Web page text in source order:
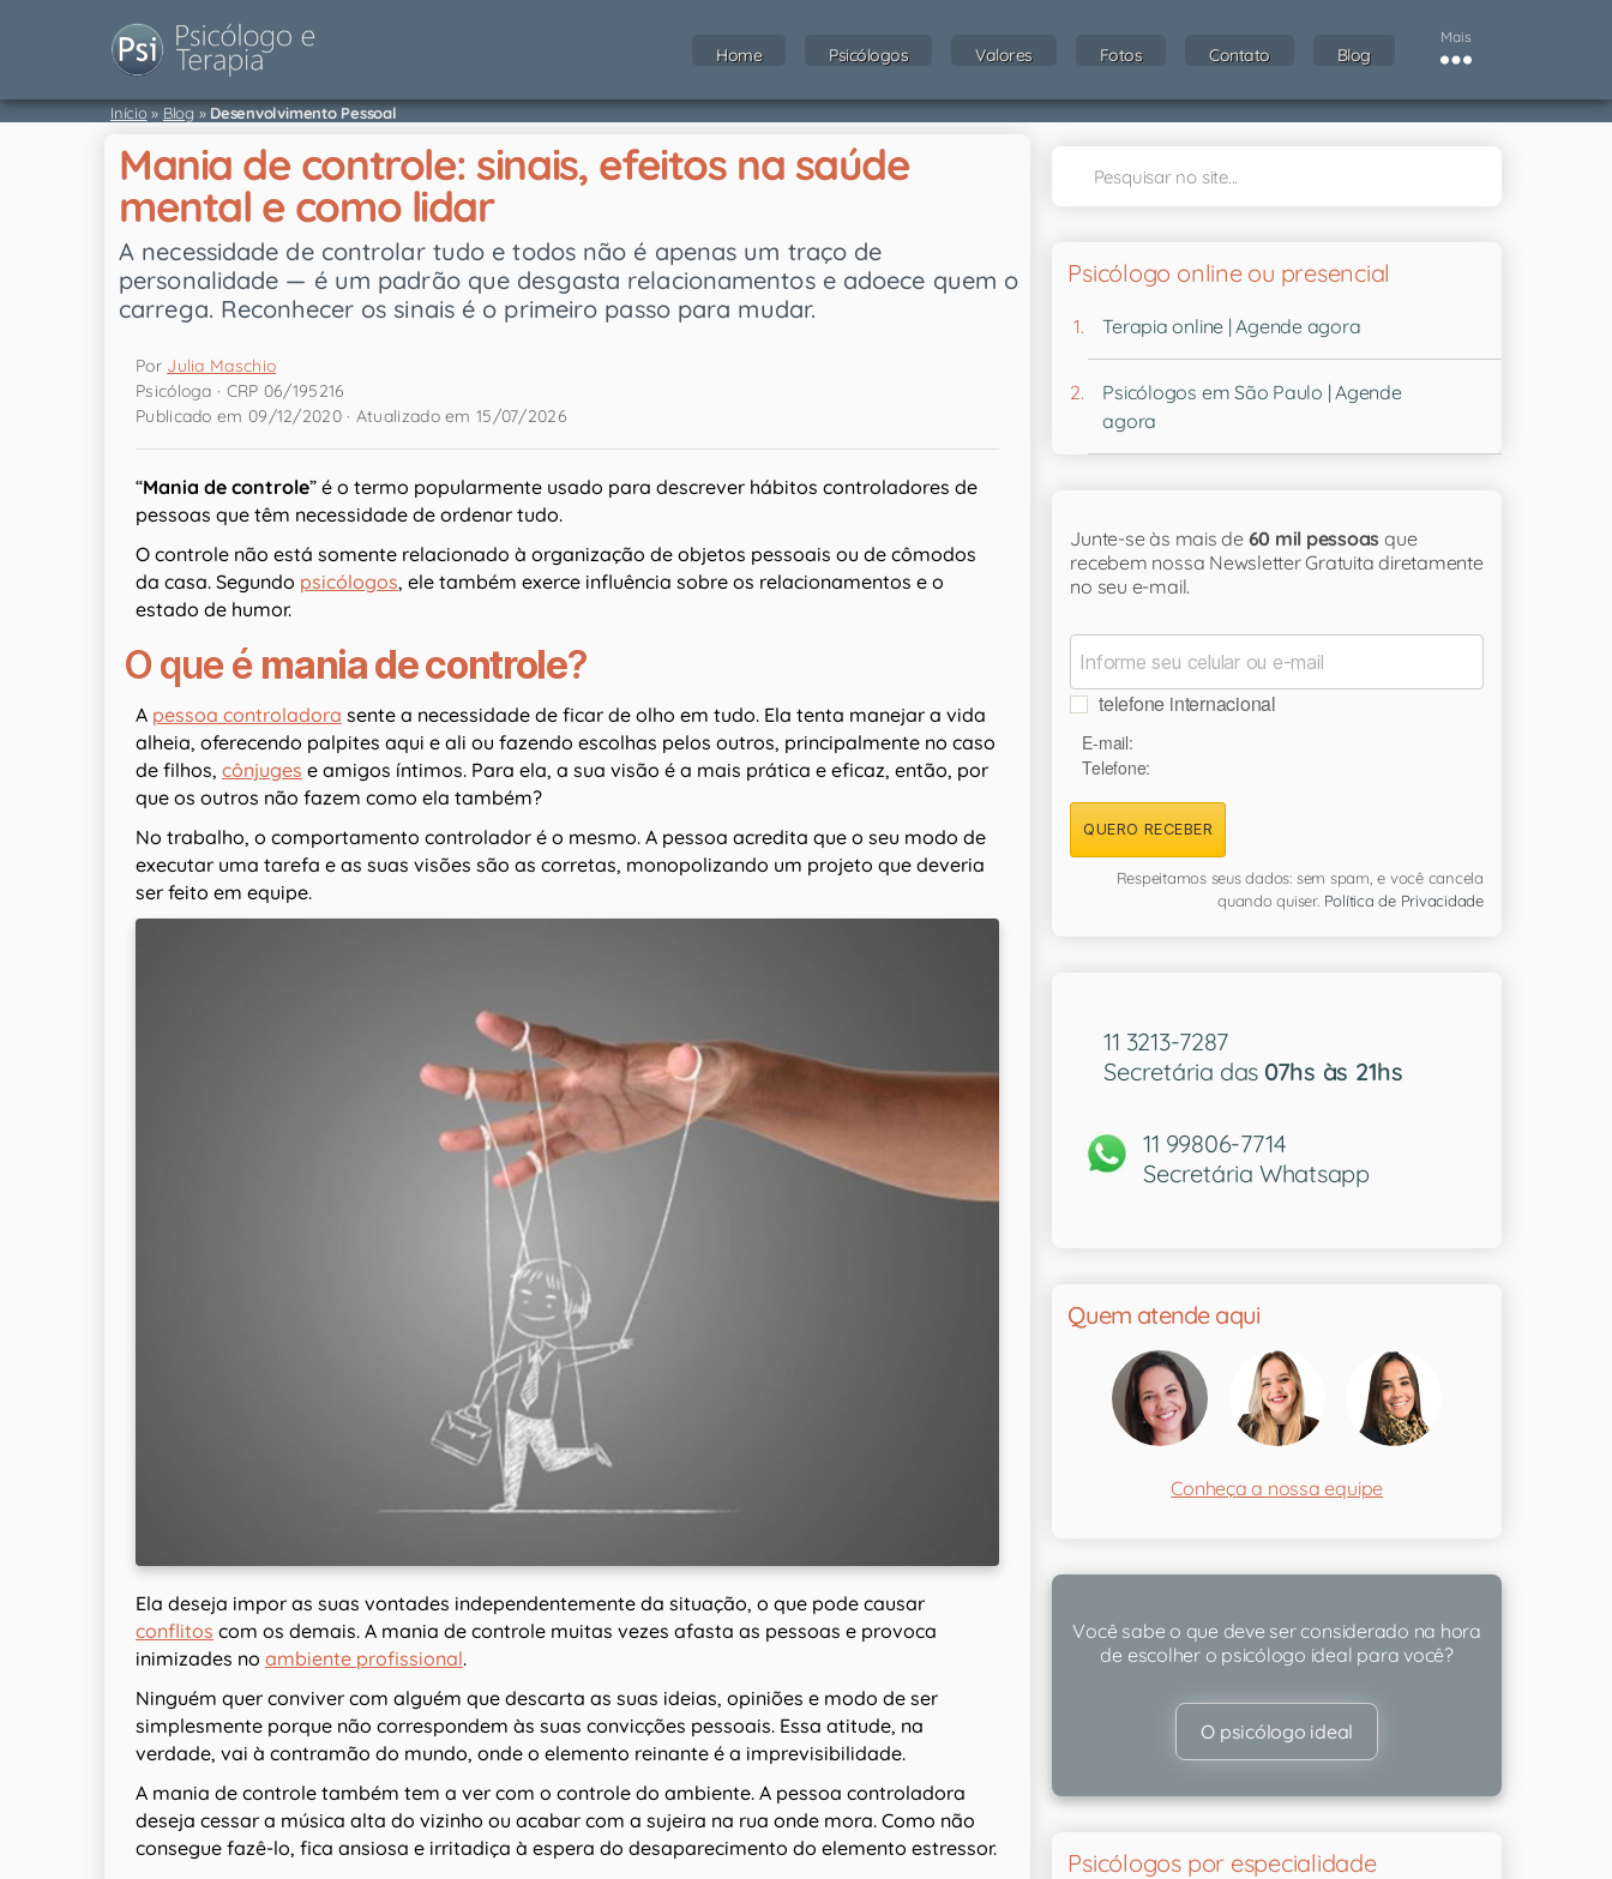
Home Psicólogos Valores Fotos Contato Blog
Mais
Início» Blog» Desenvolvimento Pessoal
Mania de controle: sinais, efeitos na saúde
mental e como lidar
A necessidade de controlar tudo e todos não é apenas um traço de
personalidade — é um padrão que desgasta relacionamentos e adoece quem o
carrega. Reconhecer os sinais é o primeiro passo para mudar.
Por Julia Maschio
Psicóloga · CRP 06/195216
Publicado em 09/12/2020 · Atualizado em 15/07/2026
“Mania de controle” é o termo popularmente usado para descrever hábitos controladores de
pessoas que têm necessidade de ordenar tudo.
O controle não está somente relacionado à organização de objetos pessoais ou de cômodos
da casa. Segundo psicólogos, ele também exerce influência sobre os relacionamentos e o
estado de humor.
O que é mania de controle?
A pessoa controladora sente a necessidade de ficar de olho em tudo. Ela tenta manejar a vida
alheia, oferecendo palpites aqui e ali ou fazendo escolhas pelos outros, principalmente no caso
de filhos, cônjuges e amigos íntimos. Para ela, a sua visão é a mais prática e eficaz, então, por
que os outros não fazem como ela também?
No trabalho, o comportamento controlador é o mesmo. A pessoa acredita que o seu modo de
executar uma tarefa e as suas visões são as corretas, monopolizando um projeto que deveria
ser feito em equipe.
Ela deseja impor as suas vontades independentemente da situação, o que pode causar
conflitos com os demais. A mania de controle muitas vezes afasta as pessoas e provoca
inimizades no ambiente profissional.
Ninguém quer conviver com alguém que descarta as suas ideias, opiniões e modo de ser
simplesmente porque não correspondem às suas convicções pessoais. Essa atitude, na
verdade, vai à contramão do mundo, onde o elemento reinante é a imprevisibilidade.
A mania de controle também tem a ver com o controle do ambiente. A pessoa controladora
deseja cessar a música alta do vizinho ou acabar com a sujeira na rua onde mora. Como não
consegue fazê-lo, fica ansiosa e irritadiça à espera do desaparecimento do elemento estressor.
Psicólogo online ou presencial
Terapia online | Agende agora
Psicólogos em São Paulo | Agende
agora
Junte-se às mais de 60 mil pessoas que
recebem nossa Newsletter Gratuita diretamente
no seu e-mail.
telefone internacional
E-mail:
Telefone:
QUERO RECEBER
Respeitamos seus dados: sem spam, e você cancela
quando quiser. Política de Privacidade
11 3213-7287
Secretária das 07hs às 21hs
11 99806-7714
Secretária Whatsapp
Quem atende aqui
Conheça a nossa equipe
Você sabe o que deve ser considerado na hora
de escolher o psicólogo ideal para você?
O psicólogo ideal
Psicólogos por especialidade